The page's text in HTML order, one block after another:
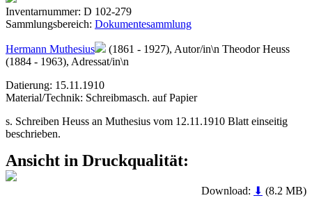
Inventarnummer: D 102-279
Sammlungsbereich: Dokumentesammlung
Hermann Muthesius
(1861 - 1927), Autor/in\n Theodor Heuss
(1884 - 1963), Adressat/in\n
Datierung: 15.11.1910
Material/Technik: Schreibmasch. auf Papier
s. Schreiben Heuss an Muthesius vom 12.11.1910 Blatt einseitig
beschrieben.
Ansicht in Druckqualität:
Download: ⬇ (8.2 MB)